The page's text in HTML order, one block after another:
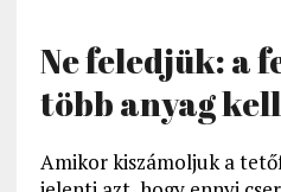
Ne feledjük: a
több anyag kell
Amikor kiszámoljuk a